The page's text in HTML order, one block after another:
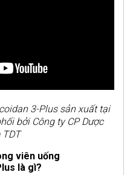
3-Plus sản xuất tại
bởi Công ty CP Dược
TDT
viên uống
là gì?